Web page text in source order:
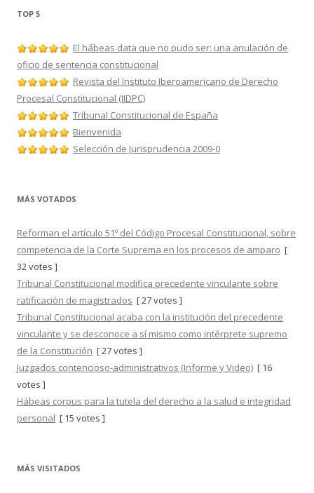
TOP 5
El hábeas data que no pudo ser: una anulación de
oficio de sentencia constitucional
Revista del Instituto Iberoamericano de Derecho
Procesal Constitucional (IIDPC)
Tribunal Constitucional de España
Bienvenida
Selección de Jurisprudencia 2009-0
MÁS VOTADOS
Reforman el artículo 51º del Código Procesal Constitucional, sobre
competencia de la Corte Suprema en los procesos de amparo [
32 votes ]
Tribunal Constitucional modifica precedente vinculante sobre
ratificación de magistrados [ 27 votes ]
Tribunal Constitucional acaba con la institución del precedente
vinculante y se desconoce a sí mismo como intérprete supremo
de la Constitución [ 27 votes ]
Juzgados contencioso-administrativos (Informe y Video) [ 16
votes ]
Hábeas corpus para la tutela del derecho a la salud e integridad
personal [ 15 votes ]
MÁS VISITADOS